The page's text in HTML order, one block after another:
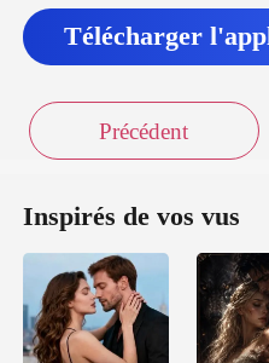
Télécharger
Précédent
Inspirés de vos vus